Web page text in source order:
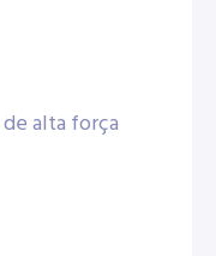
alta força